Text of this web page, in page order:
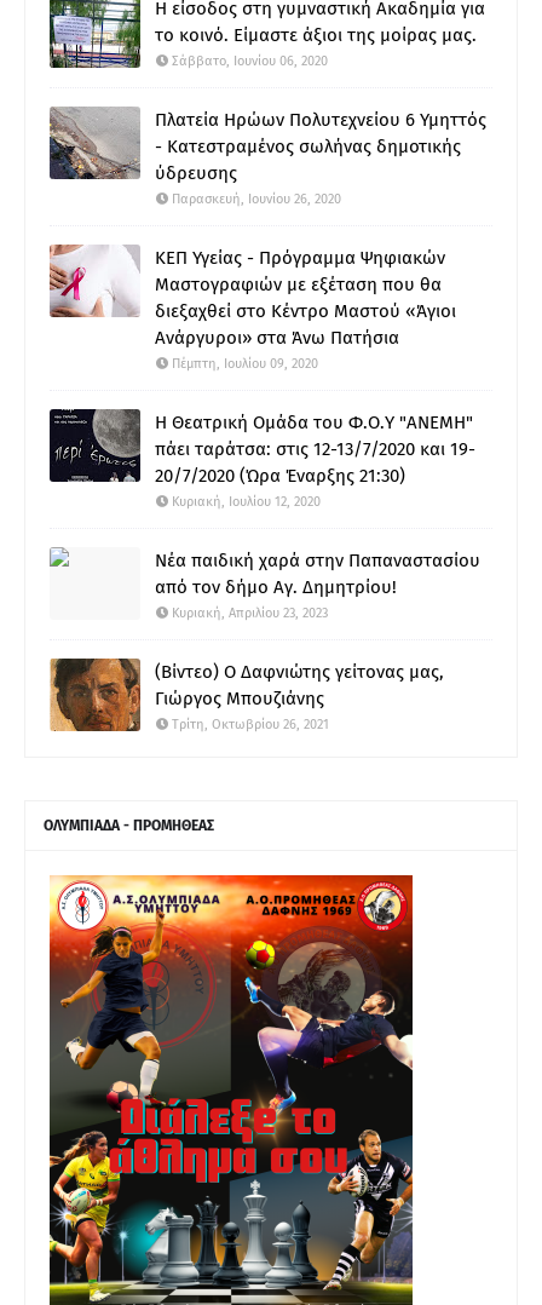
Η είσοδος στη γυμναστική Ακαδημία για
το κοινό. Είμαστε άξιοι της μοίρας μας.
Σάββατο, Ιουνίου 06, 2020
Πλατεία Ηρώων Πολυτεχνείου 6 Υμηττός
- Κατεστραμένος σωλήνας δημοτικής
ύδρευσης
Παρασκευή, Ιουνίου 26, 2020
ΚΕΠ Υγείας - Πρόγραμμα Ψηφιακών
Μαστογραφιών με εξέταση που θα
διεξαχθεί στο Κέντρο Μαστού «Άγιοι
Ανάργυροι» στα Άνω Πατήσια
Πέμπτη, Ιουλίου 09, 2020
Η Θεατρική Ομάδα του Φ.Ο.Υ "ΑΝΕΜΗ"
πάει ταράτσα: στις 12-13/7/2020 και 19-
20/7/2020 (Ώρα Έναρξης 21:30)
Κυριακή, Ιουλίου 12, 2020
Νέα παιδική χαρά στην Παπαναστασίου
από τον δήμο Αγ. Δημητρίου!
Κυριακή, Απριλίου 23, 2023
(Βίντεο) Ο Δαφνιώτης γείτονας μας,
Γιώργος Μπουζιάνης
Τρίτη, Οκτωβρίου 26, 2021
ΟΛΥΜΠΙΑΔΑ - ΠΡΟΜΗΘΕΑΣ